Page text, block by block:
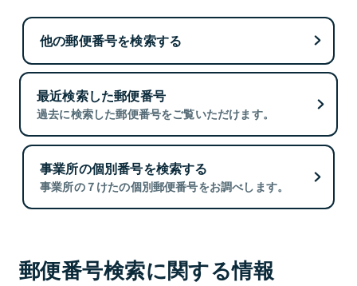
他の郵便番号を検索する
最近検索した郵便番号
過去に検索した郵便番号をご覧いただけます。
事業所の個別番号を検索する
事業所の７けたの個別郵便番号をお調べします。
郵便番号検索に関する情報